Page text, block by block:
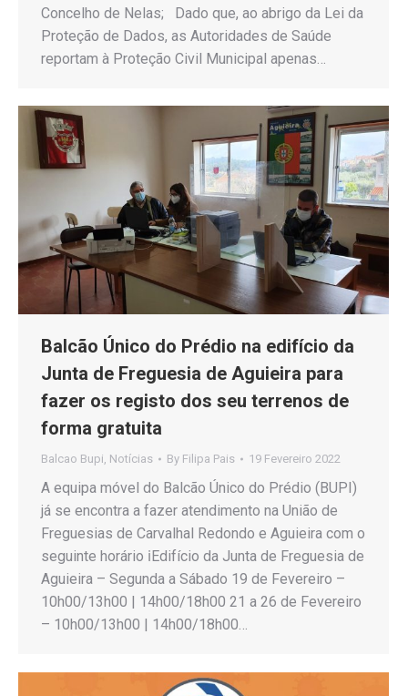
Concelho de Nelas; Dado que, ao abrigo da Lei da
Proteção de Dados, as Autoridades de Saúde
reportam à Proteção Civil Municipal apenas…
Balcão Único do Prédio na edifício da
Junta de Freguesia de Aguieira para
fazer os registo dos seu terrenos de
forma gratuita
Balcao Bupi, Notícias By Filipa Pais 19 Fevereiro 2022
A equipa móvel do Balcão Único do Prédio (BUPI)
já se encontra a fazer atendimento na União de
Freguesias de Carvalhal Redondo e Aguieira com o
seguinte horário ℹEdifício da Junta de Freguesia de
Aguieira – Segunda a Sábado 19 de Fevereiro –
10h00/13h00 | 14h00/18h00 21 a 26 de Fevereiro
– 10h00/13h00 | 14h00/18h00…